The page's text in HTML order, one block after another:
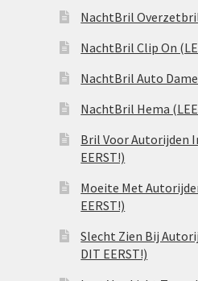
NachtBril Overzetbril
NachtBril Clip On
NachtBril Auto
NachtBril Hema
Bril Voor Autorijden
EERST!)
Moeite Met
EERST!)
Slecht Zien Bij
DIT EERST!)